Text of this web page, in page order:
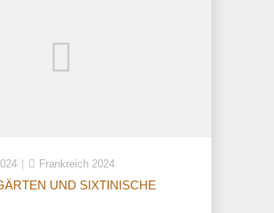
Frankreich 2024
UND SIXTINISCHE